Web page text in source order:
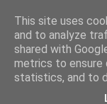
This site uses
and to analyze
shared with
metrics to ensure
statistics, and to